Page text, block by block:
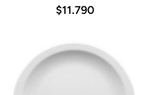
$11.790